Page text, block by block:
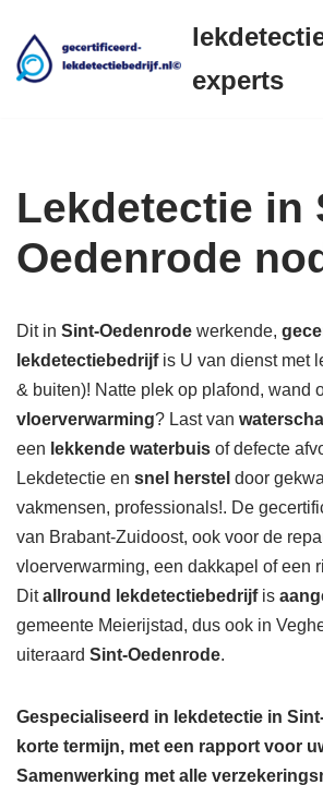
Ga
experts
Lekdetectie in
Oedenrode
Dit in Sint-Oedenrode werkende,
lekdetectiebedrijf is U van dienst met
& buiten)! Natte plek op plafond, wand
vloerverwarming? Last van
een lekkende waterbuis of defecte
Lekdetectie en snel herstel door
vakmensen, professionals!. De
van Brabant-Zuidoost, ook voor de
vloerverwarming, een dakkapel of een
Ditallround lekdetectiebedrijfis
gemeente Meierijstad, dus ook in
uiteraard Sint-Oedenrode.
Gespecialiseerd in lekdetectie in
korte termijn, met een rapport voor
Samenwerking met alle